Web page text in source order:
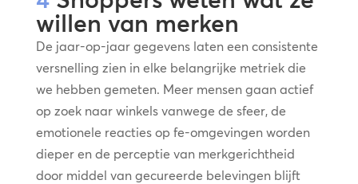
willen van merken
De jaar-op-jaar gegevens laten een consistente
versnelling zien in elke belangrijke metriek die
we hebben gemeten. Meer mensen gaan actief
op zoek naar winkels vanwege de sfeer, de
emotionele reacties op fe-omgevingen worden
dieper en de perceptie van merkgerichtheid
door middel van gecureerde belevingen blijft